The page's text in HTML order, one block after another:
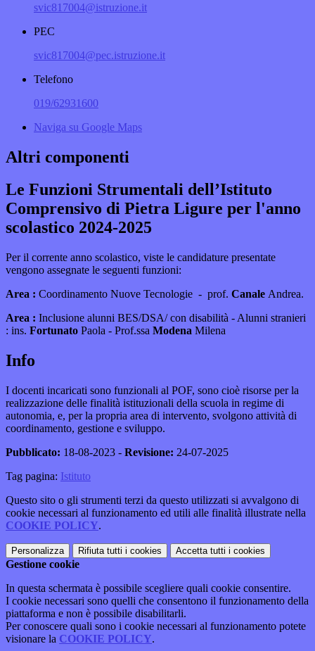
svic817004@istruzione.it
PEC
svic817004@pec.istruzione.it
Telefono
019/62931600
Naviga su Google Maps
Altri componenti
Le Funzioni Strumentali dell’Istituto
Comprensivo di Pietra Ligure per l'anno
scolastico 2024-2025
Per il corrente anno scolastico, viste le candidature presentate
vengono assegnate le seguenti funzioni:
Area : Coordinamento Nuove Tecnologie - prof. Canale Andrea.
Area : Inclusione alunni BES/DSA/ con disabilità - Alunni stranieri
: ins. Fortunato Paola - Prof.ssa Modena Milena
Info
I docenti incaricati sono funzionali al POF, sono cioè risorse per la
realizzazione delle finalità istituzionali della scuola in regime di
autonomia, e, per la propria area di intervento, svolgono attività di
coordinamento, gestione e sviluppo.
Pubblicato: 18-08-2023 - Revisione: 24-07-2025
Tag pagina: Istituto
Questo sito o gli strumenti terzi da questo utilizzati si avvalgono di
cookie necessari al funzionamento ed utili alle finalità illustrate nella
COOKIE POLICY.
Personalizza Rifiuta tutti i cookies Accetta tutti i cookies
Gestione cookie
In questa schermata è possibile scegliere quali cookie consentire.
I cookie necessari sono quelli che consentono il funzionamento della
piattaforma e non è possibile disabilitarli.
Per conoscere quali sono i cookie necessari al funzionamento potete
visionare la COOKIE POLICY.